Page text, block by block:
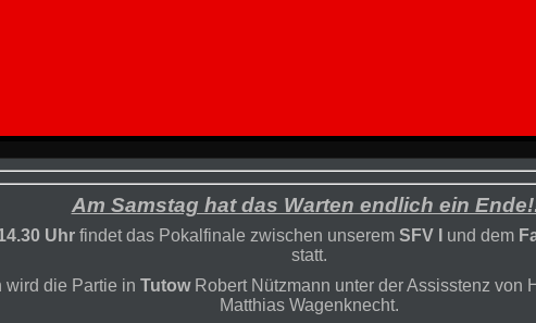
Am Samstag hat das Warten endlich ein
Uhr findet das Pokalfinale zwischen unserem SFV I und dem
statt.
wird die Partie in TutowRobert Nützmann unter der Assisstenz von
Matthias Wagenknecht.